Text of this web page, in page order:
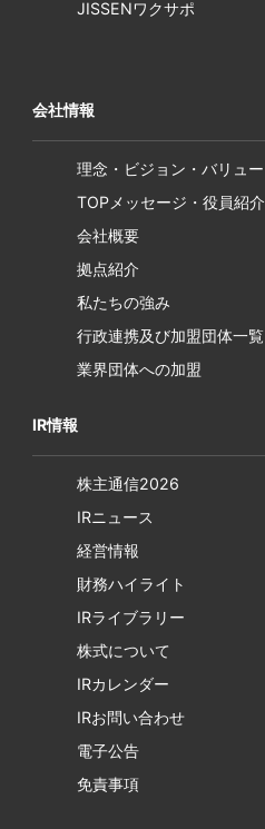
JISSENワクサポ
会社情報
理念・ビジョン・バリュー
TOPメッセージ・役員紹介
会社概要
拠点紹介
私たちの強み
行政連携及び加盟団体一覧
業界団体への加盟
IR情報
株主通信2026
IRニュース
経営情報
財務ハイライト
IRライブラリー
株式について
IRカレンダー
IRお問い合わせ
電子公告
免責事項